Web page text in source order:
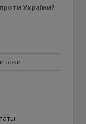
України?
роки